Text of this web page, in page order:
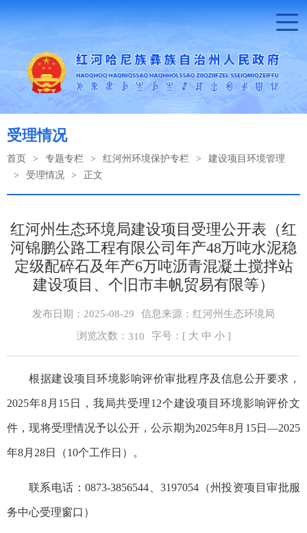
受理情况
首页 > 专题专栏 > 红河州环境保护专栏 >
建设项目环境管理
>
受理情况 > 正文
红河州生态环境局建设项目受理公开表（红
河锦鹏公路工程有限公司年产48万吨水泥稳
定级配碎石及年产6万吨沥青混凝土搅拌站
建设项目、个旧市丰帆贸易有限等）
发布日期：2025-08-29
信息来源：红河州生态环境局
浏览次数： 310 字号：[ 大 中 小]
根据建设项目环境影响评价审批程序及信息公开要求，
2025年8月15日，我局共受理12个建设项目环境影响评价文
件，现将受理情况予以公开，公示期为2025年8月15日—2025
年8月28日（10个工作日）。
联系电话：0873-3856544、3197054（州投资项目审批服
务中心受理窗口）